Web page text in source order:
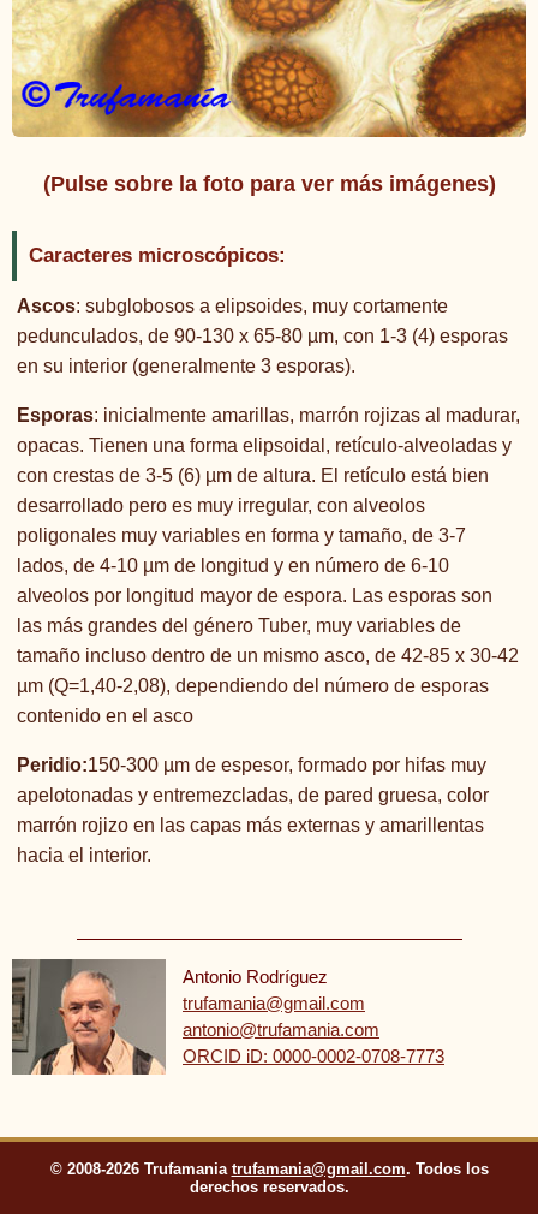
(Pulse sobre la foto para ver más imágenes)
Caracteres microscópicos:
Ascos: subglobosos a elipsoides, muy cortamente
pedunculados, de 90-130 x 65-80 µm, con 1-3 (4) esporas
en su interior (generalmente 3 esporas).
Esporas: inicialmente amarillas, marrón rojizas al madurar,
opacas. Tienen una forma elipsoidal, retículo-alveoladas y
con crestas de 3-5 (6) µm de altura. El retículo está bien
desarrollado pero es muy irregular, con alveolos
poligonales muy variables en forma y tamaño, de 3-7
lados, de 4-10 µm de longitud y en número de 6-10
alveolos por longitud mayor de espora. Las esporas son
las más grandes del género Tuber, muy variables de
tamaño incluso dentro de un mismo asco, de 42-85 x 30-42
µm (Q=1,40-2,08), dependiendo del número de esporas
contenido en el asco
Peridio:150-300 µm de espesor, formado por hifas muy
apelotonadas y entremezcladas, de pared gruesa, color
marrón rojizo en las capas más externas y amarillentas
hacia el interior.
Antonio Rodríguez
trufamania@gmail.com
antonio@trufamania.com
ORCID iD: 0000-0002-0708-7773
© 2008-2026 Trufamania trufamania@gmail.com. Todos los
derechos reservados.